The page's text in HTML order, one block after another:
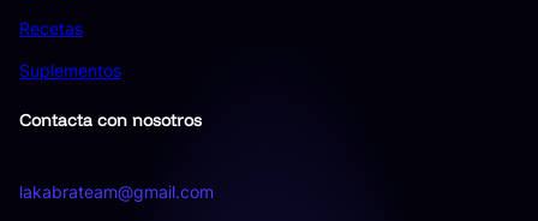
Recetas
Suplementos
Contacta con nosotros
lakabrateam@gmail.com